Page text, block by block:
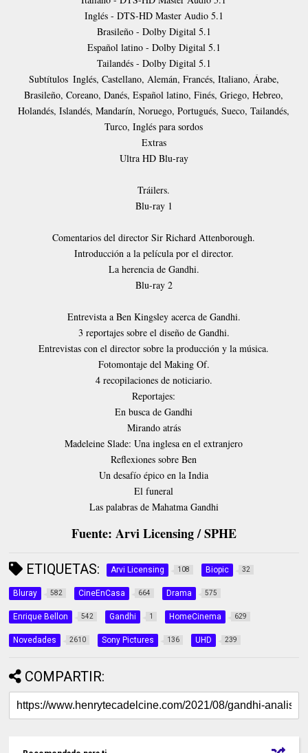
Inglés - DTS-HD Master Audio 5.1
Brasileño - Dolby Digital 5.1
Español latino - Dolby Digital 5.1
Tailandés - Dolby Digital 5.1
Subtítulos Inglés, Castellano, Alemán, Francés, Italiano, Árabe,
Brasileño, Coreano, Danés, Español latino, Finés, Griego, Hebreo,
Holandés, Islandés, Mandarín, Noruego, Portugués, Sueco, Tailandés,
Turco, Inglés para sordos
Extras
Ultra HD Blu-ray
Tráilers.
Blu-ray 1
Comentarios del director Sir Richard Attenborough.
Introducción a la película por el director.
La herencia de Gandhi.
Blu-ray 2
Entrevista a Ben Kingsley acerca de Gandhi.
3 reportajes sobre el diseño de Gandhi.
Entrevistas con el director sobre la producción y la música.
Fotomontaje del Making Of.
4 recopilaciones de noticiario.
Reportajes:
En busca de Gandhi
Mirando atrás
Madeleine Slade: Una inglesa en el extranjero
Reflexiones sobre Ben
Un desafío épico en la India
El funeral
Las palabras de Mahatma Gandhi
Fuente: Arvi Licensing / SPHE
ETIQUETAS: Arvi Licensing 108 Biopic 32
Bluray 582 CineEnCasa 664 Drama 575
Enrique Bellon 542 Gandhi 1 HomeCinema 629
Novedades 2610 Sony Pictures 136 UHD 239
COMPARTIR: